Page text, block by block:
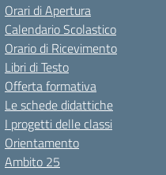
Orari di Apertura
Calendario Scolastico
Orario di Ricevimento
Libri di Testo
Offerta formativa
Le schede didattiche
I progetti delle classi
Orientamento
Ambito 25